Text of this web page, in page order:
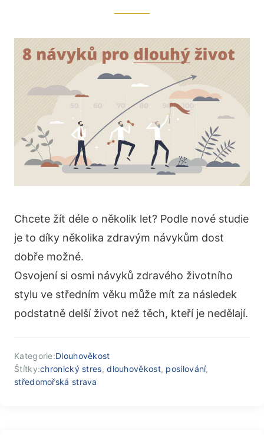
Chcete žít déle o několik let? Podle nové studie
je to díky několika zdravým návykům dost
dobře možné.
Osvojení si osmi návyků zdravého životního
stylu ve středním věku může mít za následek
podstatně delší život než těch, kteří je nedělají.
Kategorie:Dlouhověkost
Štítky:chronický stres,dlouhověkost, posilování,
středomořská strava